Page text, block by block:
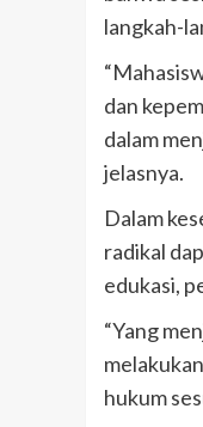
langkah-
dan
dalam
jelasnya.
Dalam
radikal
edukasi,
“Yang
hukum